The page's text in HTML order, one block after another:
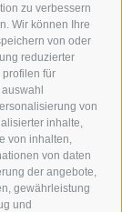
zu verbessern
Wir können Ihre
von oder
reduzierter
für
von
inhalte,
von inhalten,
von daten
der angebote,
gewährleistung
und